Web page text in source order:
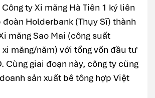
ty Xi măng Hà Tiên 1 ký liên
Holderbank (Thụy Sĩ) thành
măng Sao Mai (công suất
xi măng/năm) với tổng vốn đầu tư
Cùng giai đoạn này, công ty cũng
sản xuất bê tông hợp Việt